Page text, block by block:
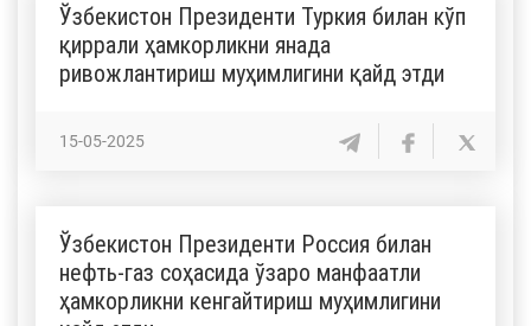
Ўзбекистон Президенти Туркия билан кўп
қиррали ҳамкорликни янада
ривожлантириш муҳимлигини қайд этди
15-05-2025
Ўзбекистон Президенти Россия билан
нефть-газ соҳасида ўзаро манфаатли
ҳамкорликни кенгайтириш муҳимлигини